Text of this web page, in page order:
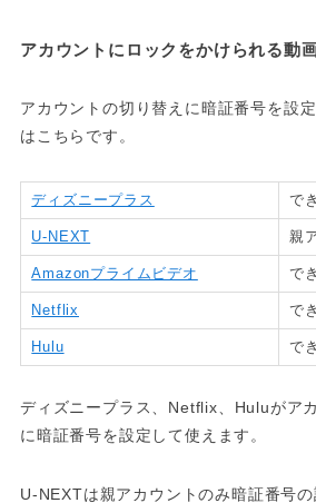
アカウントにロックをかけられる動
アカウントの切り替えに暗証番号を設
はこちらです。
ディズニープラス で
U-NEXT 親
Amazonプライムビデオ で
Netflix で
Hulu で
ディズニープラス、Netflix、Huluがア
に暗証番号を設定して使えます。
U-NEXTは親アカウントのみ暗証番号